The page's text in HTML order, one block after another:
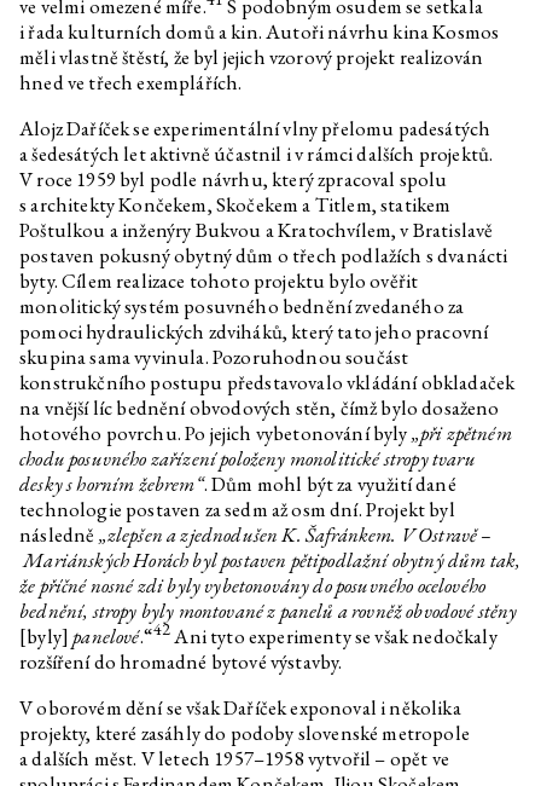
ve velmi omezené míře.
S podobným osudem se setkala
i řada kulturních domů a kin. Autoři návrhu kina Kosmos
měli vlastně štěstí, že byl jejich vzorový projekt realizován
hned ve třech exemplářích.
Alojz Daříček se experimentální vlny přelomu padesátých
a šedesátých let aktivně účastnil i v rámci dalších projektů.
V roce 1959 byl podle návrhu, který zpracoval spolu
s architekty Končekem, Skočekem a Titlem, statikem
Poštulkou a inženýry Bukvou a Kratochvílem, v Bratislavě
postaven pokusný obytný dům o třech podlažích s dvanácti
byty. Cílem realizace tohoto projektu bylo ověřit
monolitický systém posuvného bednění zvedaného za
pomoci hydraulických zdviháků, který tato jeho pracovní
skupina sama vyvinula. Pozoruhodnou součást
konstrukčního postupu představovalo vkládání obkladaček
na vnější líc bednění obvodových stěn, čímž bylo dosaženo
hotového povrchu. Po jejich vybetonování byly„při zpětném
chodu posuvného zařízení položeny monolitické stropy tvaru
desky s horním žebrem“. Dům mohl být za využití dané
technologie postaven za sedm až osm dní. Projekt byl
následně „zlepšen a zjednodušen K. Šafránkem. V Ostravě –
Mariánských Horách byl postaven pětipodlažní obytný dům tak,
že příčné nosné zdi byly vybetonovány do posuvného ocelového
bednění, stropy byly montované z panelů a rovněž obvodové stěny
[byly]panelové.“42Ani tyto experimenty se však nedočkaly
rozšíření do hromadné bytové výstavby.
V oborovém dění se však Daříček exponoval i několika
projekty, které zasáhly do podoby slovenské metropole
a dalších měst. V letech 1957–1958 vytvořil – opět ve